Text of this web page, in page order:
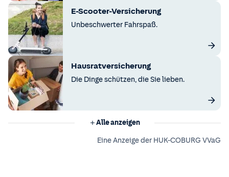
E-Scooter-Versicherung
Unbeschwerter Fahrspaß.
Hausratversicherung
Die Dinge schützen, die Sie lieben.
Alle anzeigen
Eine Anzeige der HUK-COBURG VVaG